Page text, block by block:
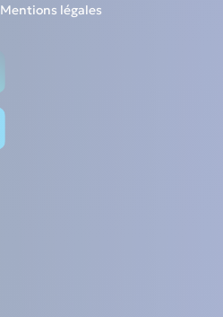
Mentions légales